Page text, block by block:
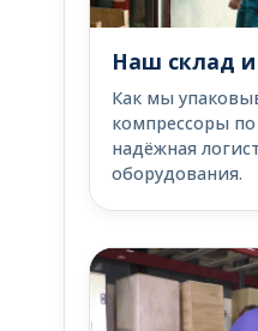
Наш склад и
Как мы
компрессоры
надёжная
оборудования.